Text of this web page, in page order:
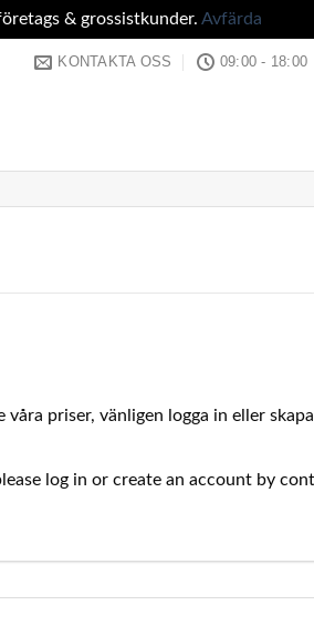
& grossistkunder. Avfärda
KONTAKTA OSS 09:00 - 18:00
priser, vänligen logga in eller
log in or create an account by